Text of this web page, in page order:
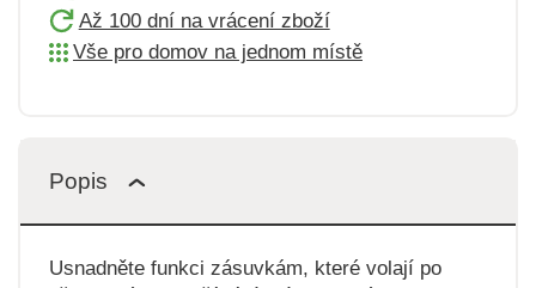
Až 100 dní na vrácení zboží
Vše pro domov na jednom místě
Popis
Usnadněte funkci zásuvkám, které volají po